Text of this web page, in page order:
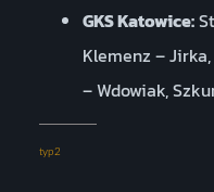
GKS Katowice:
Klemenz –
– Wdowiak,
typ2